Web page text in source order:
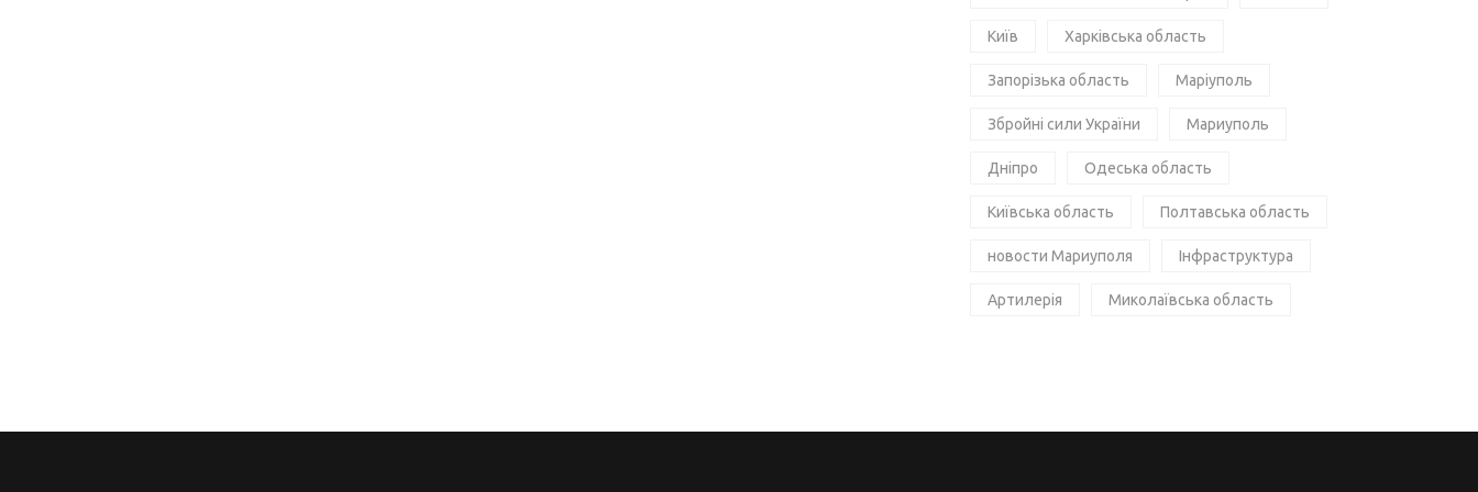
Київ Харківська область
Запорізька область Маріуполь
Збройні сили України Мариуполь
Дніпро Одеська область
Київська область Полтавська область
новости Мариуполя Інфраструктура
Артилерія Миколаївська область